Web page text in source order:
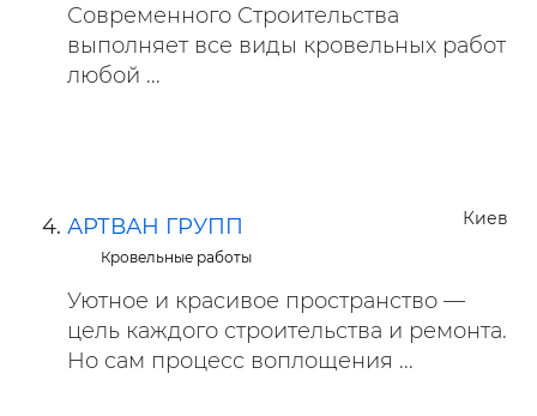
Современного Строительства
выполняет все виды кровельных работ
любой ...
Киев
АРТВАН ГРУПП
Кровельные работы
Уютное и красивое пространство —
цель каждого строительства и ремонта.
Но сам процесс воплощения ...